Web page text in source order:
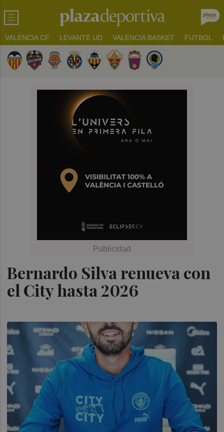
VALENCIA CF LEVANTE UD VALENCIA BASKET FUTBOL
Bernardo Silva renueva con
el City hasta 2026